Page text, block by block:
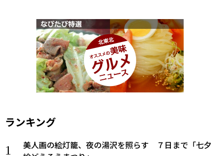
ランキング
美人画の絵灯籠、夜の湯沢を照らす ７日まで「七夕